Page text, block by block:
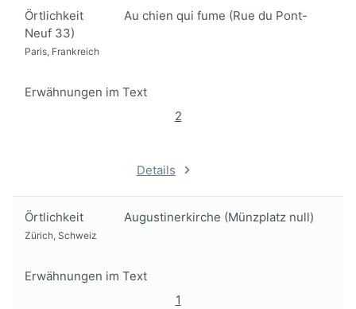
Örtlichkeit
Au chien qui fume (Rue du Pont-
Neuf 33)
Paris, Frankreich
Erwähnungen im Text
2
Details
Örtlichkeit Augustinerkirche (Münzplatz null)
Zürich, Schweiz
Erwähnungen im Text
1